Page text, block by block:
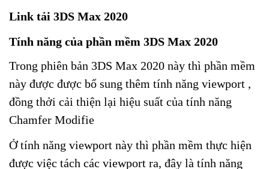
Link tải 3DS Max 2020
Tính năng của phần mềm 3DS Max 2020
Trong phiên bản 3DS Max 2020 này thì phần mềm
này được được bổ sung thêm tính năng viewport ,
đồng thởi cải thiện lại hiệu suất của tính năng
Chamfer Modifie
Ở tính năng viewport này thì phần mềm thực hiện
được việc tách các viewport ra, đây là tính năng